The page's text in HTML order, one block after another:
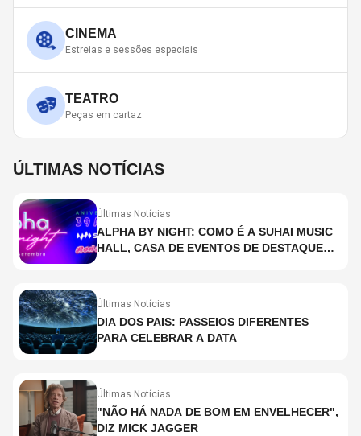
CINEMA
Estreias e sessões especiais
TEATRO
Peças em cartaz
ÚLTIMAS NOTÍCIAS
Últimas Notícias
ALPHA BY NIGHT: COMO É A SUHAI MUSIC
HALL, CASA DE EVENTOS DE DESTAQUE
Últimas Notícias
DIA DOS PAIS: PASSEIOS DIFERENTES
PARA CELEBRAR A DATA
Últimas Notícias
"NÃO HÁ NADA DE BOM EM ENVELHECER",
DIZ MICK JAGGER